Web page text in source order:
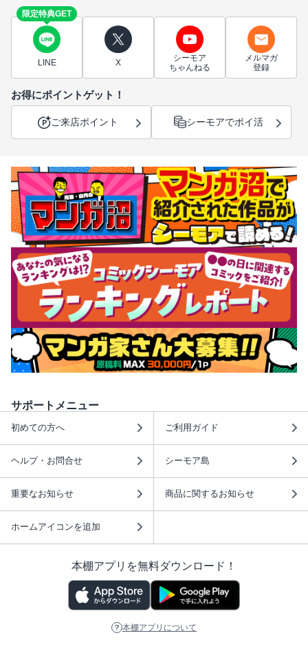
限定特典GET
LINE X
シーモア
ちゃんねる
メルマガ
登録
お得にポイントゲット！
ご来店ポイント シーモアでポイ活
サポートメニュー
初めての方へ ご利用ガイド
ヘルプ・お問合せ シーモア島
重要なお知らせ 商品に関するお知らせ
ホームアイコンを追加
本棚アプリを無料ダウンロード！
本棚アプリについて